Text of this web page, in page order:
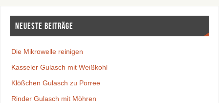
Neueste Beiträge
Die Mikrowelle reinigen
Kasseler Gulasch mit Weißkohl
Klößchen Gulasch zu Porree
Rinder Gulasch mit Möhren